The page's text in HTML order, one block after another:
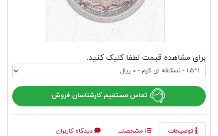
برای مشاهده قیمت لطفا کلیک کنید.
تماس مستقیم کارشناسان فروش
توضیحات مشخصات
دیدگاه کاربران